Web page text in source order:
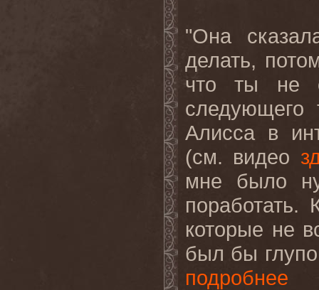
"Она
делать,
что ты не
Алисса в
(см. видео
мне было
которые не
был бы
подробнее